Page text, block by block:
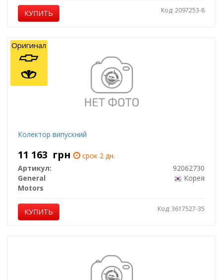
КУПИТЬ Код: 2097253-8
Колектор випускний
11 163 грн
срок 2 дн.
Артикул:
92062730
General
Motors
Корея
КУПИТЬ Код: 3617527-35
Оригинал